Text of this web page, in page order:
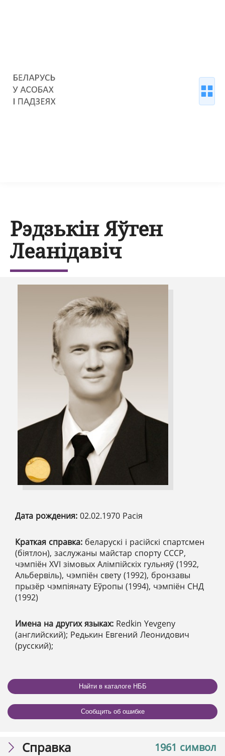
Рэдзькін Яўген
Леанідавіч
Дата рождения: 02.02.1970 Расія
Краткая справка: беларускі і расійскі спартсмен
(біятлон), заслужаны майстар спорту СССР,
чэмпіён XVI зімовых Алімпійскіх гульняў (1992,
Альбервіль), чэмпіён свету (1992), бронзавы
прызёр чэмпіянату Еўропы (1994), чэмпіён СНД
(1992)
Имена на других языках: Redkin Yevgeny
(английский); Редькин Евгений Леонидович
(русский);
Найти в каталоге НББ
Сообщить об ошибке
1961 символ
Справка